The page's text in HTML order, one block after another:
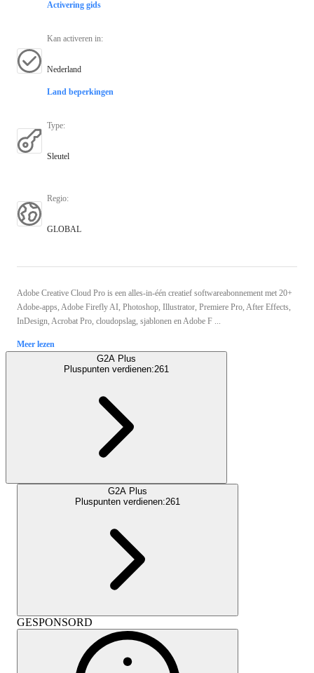
Activering gids
Kan activeren in:
Nederland
Land beperkingen
Type:
Sleutel
Regio:
GLOBAL
Adobe Creative Cloud Pro is een alles-in-één creatief softwareabonnement met 20+
Adobe-apps, Adobe Firefly AI, Photoshop, Illustrator, Premiere Pro, After Effects,
InDesign, Acrobat Pro, cloudopslag, sjablonen en Adobe F ...
Meer lezen
G2A Plus
Pluspunten verdienen:261
G2A Plus
Pluspunten verdienen:261
GESPONSORD